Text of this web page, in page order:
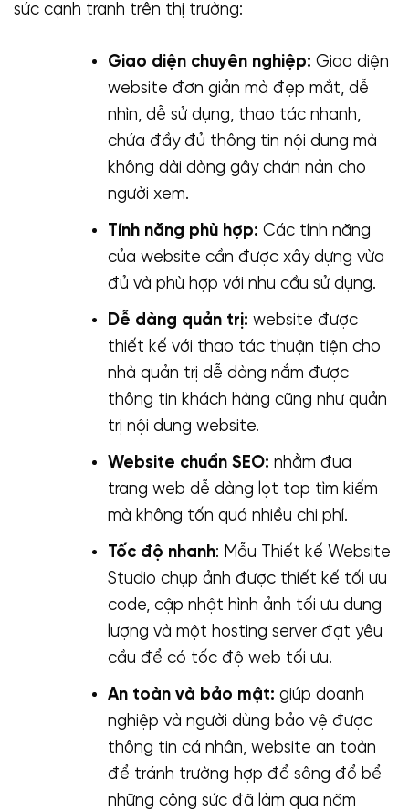
sức cạnh tranh trên thị trường:
Giao diện chuyên nghiệp: Giao diện
website đơn giản mà đẹp mắt, dễ
nhìn, dễ sử dụng, thao tác nhanh,
chứa đầy đủ thông tin nội dung mà
không dài dòng gây chán nản cho
người xem.
Tính năng phù hợp: Các tính năng
của website cần được xây dựng vừa
đủ và phù hợp với nhu cầu sử dụng.
Dễ dàng quản trị: website được
thiết kế với thao tác thuận tiện cho
nhà quản trị dễ dàng nắm được
thông tin khách hàng cũng như quản
trị nội dung website.
Website chuẩn SEO: nhằm đưa
trang web dễ dàng lọt top tìm kiếm
mà không tốn quá nhiều chi phí.
Tốc độ nhanh: Mẫu Thiết kế Website
Studio chụp ảnh được thiết kế tối ưu
code, cập nhật hình ảnh tối ưu dung
lượng và một hosting server đạt yêu
cầu để có tốc độ web tối ưu.
An toàn và bảo mật: giúp doanh
nghiệp và người dùng bảo vệ được
thông tin cá nhân, website an toàn
để tránh trường hợp đổ sông đổ bể
những công sức đã làm qua năm